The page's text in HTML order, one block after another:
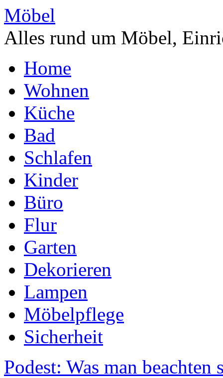
Möbel
Alles rund um Möbel,
Home
Wohnen
Küche
Bad
Schlafen
Kinder
Büro
Flur
Garten
Dekorieren
Lampen
Möbelpflege
Sicherheit
Podest: Was man beachten